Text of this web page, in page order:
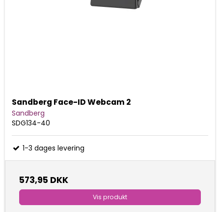
Sandberg Face-ID Webcam 2
Sandberg
SDG134-40
1-3 dages levering
573,95 DKK
Vis produkt